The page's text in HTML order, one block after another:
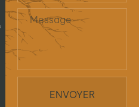
ENVOYER